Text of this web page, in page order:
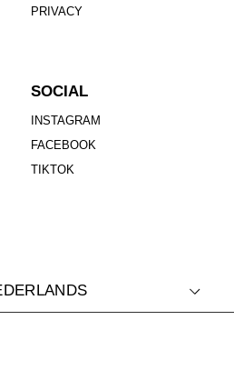
PRIVACY
SOCIAL
INSTAGRAM
FACEBOOK
TIKTOK